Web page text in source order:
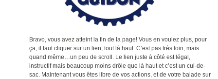
Bravo, vous avez atteint la fin de la page! Vous en voulez plus, pour
ça, il faut cliquer sur un lien, tout là haut. C’est pas très loin, mais
quand même…un peu de scroll. Le lien juste à côté est légal,
instructif mais beaucoup moins drôle que là haut et c’est un cul-de-
sac. Maintenant vous êtes libre de vos actions, et de votre balade sur